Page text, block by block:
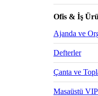
Ofis & İş
Ajanda ve
Defterler
Çanta ve
Masaüstü